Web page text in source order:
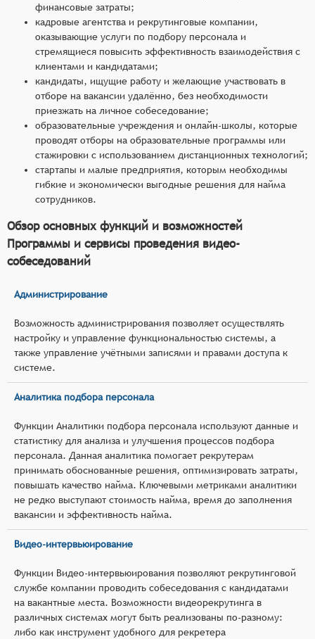
финансовые затраты;
кадровые агентства и рекрутинговые компании,
оказывающие услуги по подбору персонала и
стремящиеся повысить эффективность взаимодействия с
клиентами и кандидатами;
кандидаты, ищущие работу и желающие участвовать в
отборе на вакансии удалённо, без необходимости
приезжать на личное собеседование;
образовательные учреждения и онлайн-школы, которые
проводят отборы на образовательные программы или
стажировки с использованием дистанционных технологий;
стартапы и малые предприятия, которым необходимы
гибкие и экономически выгодные решения для найма
сотрудников.
Обзор основных функций и возможностей
Программы и сервисы проведения видео-
собеседований
Администрирование
Возможность администрирования позволяет осуществлять
настройку и управление функциональностью системы, а
также управление учётными записями и правами доступа к
системе.
Аналитика подбора персонала
Функции Аналитики подбора персонала используют данные и
статистику для анализа и улучшения процессов подбора
персонала. Данная аналитика помогает рекрутерам
принимать обоснованные решения, оптимизировать затраты,
повышать качество найма. Ключевыми метриками аналитики
не редко выступают стоимость найма, время до заполнения
вакансии и эффективность найма.
Видео-интервьюирование
Функции Видео-интервьюирования позволяют рекрутинговой
службе компании проводить собеседования с кандидатами
на вакантные места. Возможности видеорекрутинга в
различных системах могут быть реализованы по-разному:
либо как инструмент удобного для рекретера